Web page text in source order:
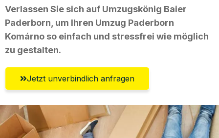
Verlassen Sie sich auf Umzugskönig Baier
Paderborn, um Ihren Umzug Paderborn
Komárno so einfach und stressfrei wie möglich
zu gestalten.
Jetzt unverbindlich anfragen